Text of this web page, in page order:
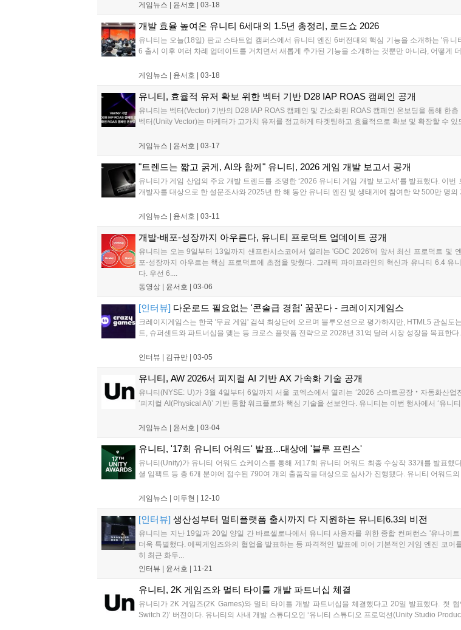
게임뉴스 | 윤서호 03-18
개발 효율 높여온 유니티 6세대의 1.5년 총정리, 로드쇼 2026
유니티는 오늘(18일) 판교 스타트업 캠퍼스에서 유니티 엔진 6버전대의 핵심 기능을 소개하는 '유
6 출시 이후 여러 차례 업데이트를 거치면서 새롭게 추가된 기능을 소개하는 것뿐만 아니라, 어떻게
게임뉴스 | 윤서호 03-18
유니티, 효율적 유저 확보 위한 벡터 기반 D28 IAP ROAS 캠페인 공개
유니티는 벡터(Vector) 기반의 D28 IAP ROAS 캠페인 및 간소화된 ROAS 캠페인 온보딩을 통해 한
벡터(Unity Vector)는 마케터가 고가치 유저를 정교하게 타겟팅하고 효율적으로 확보 및 확장할 수
게임뉴스 | 윤서호 03-17
"트렌드는 짧고 굵게, AI와 함께" 유니티, 2026 게임 개발 보고서 공개
유니티가 게임 산업의 주요 개발 트렌드를 조명한 ‘2026 유니티 게임 개발 보고서’를 발표했다. 이
개발자를 대상으로 한 설문조사와 2025년 한 해 동안 유니티 엔진 및 생태계에 참여한 약 500만 명
게임뉴스 | 윤서호 03-11
개발-배포-성장까지 아우른다, 유니티 프로덕트 업데이트 공개
유니티는 오는 9일부터 13일까지 샌프란시스코에서 열리는 'GDC 2026'에 앞서 최신 프로덕트 및
포-성장까지 아우르는 핵심 프로덕트에 초점을 맞췄다. 그래픽 파이프라인의 혁신과 유니티 6.4
다. 우선 6....
동영상 | 윤서호 03-06
[인터뷰] 다운로드 필요없는 '콘솔급 경험' 꿈꾼다 - 크레이지게임스
크레이지게임스는 한국 '무료 게임' 검색 최상단에 오르며 블루오션으로 평가하지만, HTML5 관심
트, 슈퍼센트와 파트너십을 맺는 등 크로스 플랫폼 전략으로 2028년 31억 달러 시장 성장을 목표한다
인터뷰 | 김규만 03-05
유니티, AW 2026서 피지컬 AI 기반 AX 가속화 기술 공개
유니티(NYSE: U)가 3월 4일부터 6일까지 서울 코엑스에서 열리는 ‘2026 스마트공장‧자동화산
‘피지컬 AI(Physical AI)’ 기반 통합 워크플로와 핵심 기술을 선보인다. 유니티는 이번 행사에서 ‘유니
게임뉴스 | 윤서호 03-04
유니티, '17회 유니티 어워드' 발표...대상에 '블루 프린스'
유니티(Unity)가 유니티 어워드 쇼케이스를 통해 제17회 유니티 어워드 최종 수상작 33개를 발표했
셜 임팩트 등 총 6개 분야에 접수된 790여 개의 출품작을 대상으로 심사가 진행됐다. 유니티 어워드
게임뉴스 | 이두현 12-10
[인터뷰] 생산성부터 멀티플랫폼 출시까지 다 지원하는 유니티6.3의 비전
유니티는 지난 19일과 20일 양일 간 바르셀로나에서 유니티 사용자를 위한 종합 컨퍼런스 '유나이
더욱 특별했다. 에픽게임즈와의 협업을 발표하는 등 파격적인 발표에 이어 기본적인 게임 엔진 코
히 최근 화두...
인터뷰 | 윤서호 11-21
유니티, 2K 게임즈와 멀티 타이틀 개발 파트너십 체결
유니티가 2K 게임즈(2K Games)와 멀티 타이틀 개발 파트너십을 체결했다고 20일 발표했다. 첫
Switch 2)’ 버전이다. 유니티의 사내 개발 스튜디오인 ‘유니티 스튜디오 프로덕션(Unity Studio